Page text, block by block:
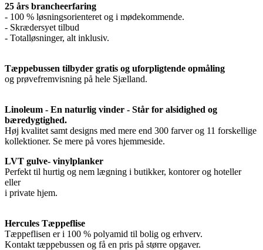
25 års brancheerfaring
- 100 % løsningsorienteret og i mødekommende.
- Skrædersyet tilbud
- Totalløsninger, alt inklusiv.
Tæppebussen tilbyder gratis og uforpligtende opmåling
og prøvefremvisning på hele Sjælland.
Linoleum - En naturlig vinder - Står for alsidighed og
bæredygtighed.
Høj kvalitet samt designs med mere end 300 farver og 11 forskellige
kollektioner. Se mere på vores hjemmeside.
LVT gulve- vinylplanker
Perfekt til hurtig og nem lægning i butikker, kontorer og hoteller
eller
i private hjem.
Hercules Tæppeflise
Tæppeflisen er i 100 % polyamid til bolig og erhverv.
Kontakt tæppebussen og få en pris på større opgaver.